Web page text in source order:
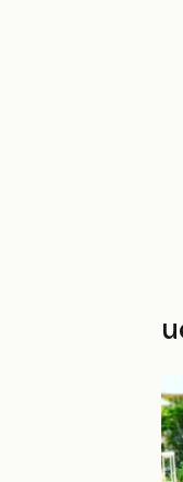
Autres